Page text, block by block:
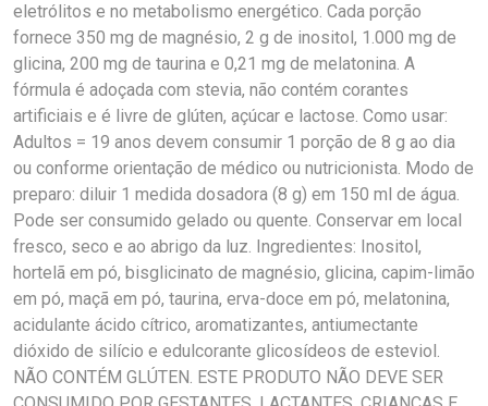
eletrólitos e no metabolismo energético. Cada porção
fornece 350 mg de magnésio, 2 g de inositol, 1.000 mg de
glicina, 200 mg de taurina e 0,21 mg de melatonina. A
fórmula é adoçada com stevia, não contém corantes
artificiais e é livre de glúten, açúcar e lactose. Como usar:
Adultos = 19 anos devem consumir 1 porção de 8 g ao dia
ou conforme orientação de médico ou nutricionista. Modo de
preparo: diluir 1 medida dosadora (8 g) em 150 ml de água.
Pode ser consumido gelado ou quente. Conservar em local
fresco, seco e ao abrigo da luz. Ingredientes: Inositol,
hortelã em pó, bisglicinato de magnésio, glicina, capim-limão
em pó, maçã em pó, taurina, erva-doce em pó, melatonina,
acidulante ácido cítrico, aromatizantes, antiumectante
dióxido de silício e edulcorante glicosídeos de esteviol.
NÃO CONTÉM GLÚTEN. ESTE PRODUTO NÃO DEVE SER